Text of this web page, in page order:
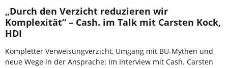
„Durch den Verzicht reduzieren wir
Komplexität“ – Cash. im Talk mit Carsten Kock,
HDI
Kompletter Verweisungverzicht, Umgang mit BU-Mythen und
neue Wege in der Ansprache: Im Interview mit Cash. Carsten